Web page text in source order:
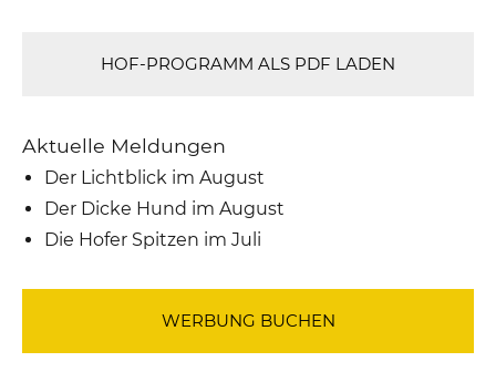
HOF-PROGRAMM ALS PDF LADEN
Aktuelle Meldungen
Der Lichtblick im August
Der Dicke Hund im August
Die Hofer Spitzen im Juli
WERBUNG BUCHEN